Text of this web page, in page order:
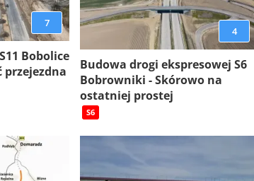
7
Bobolice
przejezdna
4
Budowa drogi ekspresowej S6
Bobrowniki - Skórowo na
ostatniej prostej
S6